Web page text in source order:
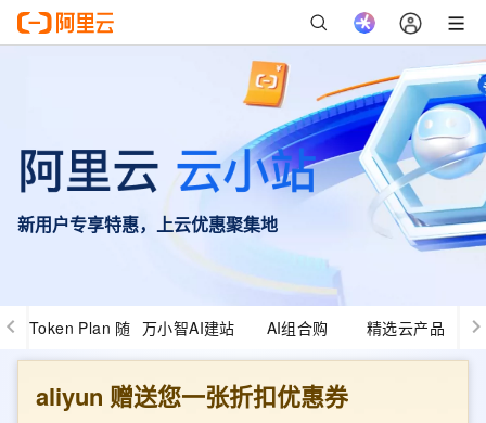
新用户专享特惠，上云优惠聚集地
Token Plan 随 万小智AI建站 AI组合购 精选云产品
aliyun 赠送您一张折扣优惠券